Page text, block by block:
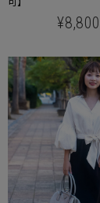
可】
¥8,800